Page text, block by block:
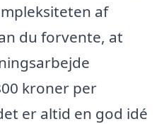
af
du forvente, at
kroner per
er altid en god idé